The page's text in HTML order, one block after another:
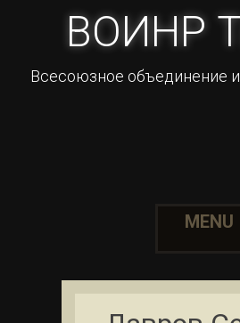
ВОИНР
Всесоюзное объединение
MENU
Skip to